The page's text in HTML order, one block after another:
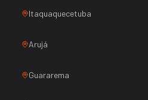
Itaquaquecetuba
Arujá
Guararema